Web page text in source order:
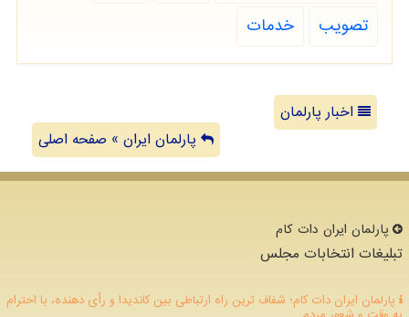
تصویب
خدمات
اخبار پارلمان
پارلمان ایران » صفحه اصلی
پارلمان ایران دات كام
تبلیغات انتخابات مجلس
پارلمان ایران دات کام؛ شفاف ترین راه ارتباطی بین کاندیدا و رأی دهنده، با احترام